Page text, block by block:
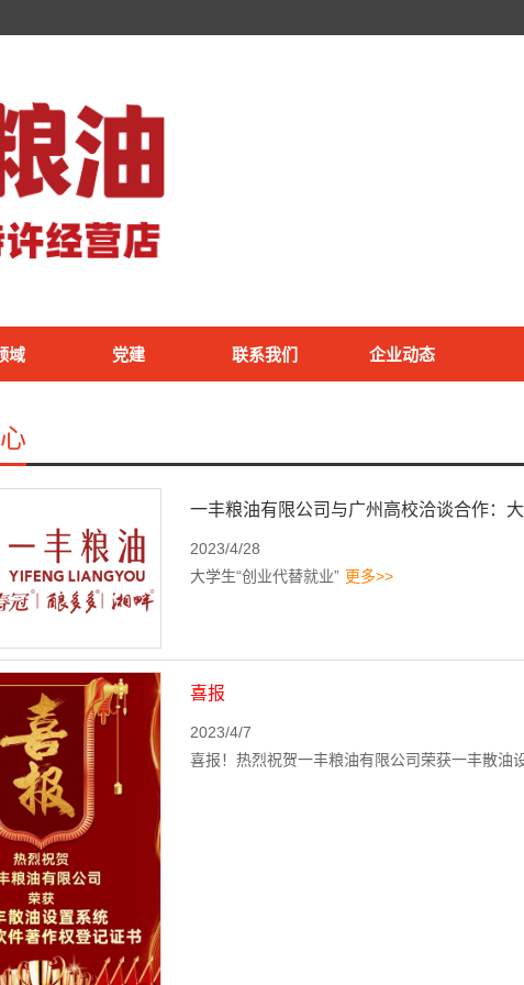
域 党建 联系我们 企业动态
一丰粮油有限公司与广州高校洽谈合作：
2023/4/28
大学生“创业代替就业” 更多>>
喜报
2023/4/7
喜报！热烈祝贺一丰粮油有限公司荣获一丰散油